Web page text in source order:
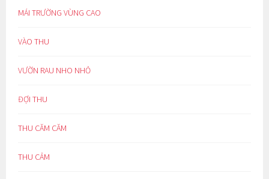
MÁI TRƯỜNG VÙNG CAO
VÀO THU
VƯỜN RAU NHO NHỎ
ĐỢI THU
THU CĂM CĂM
THU CẢM